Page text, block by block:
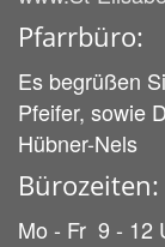
Pfarrbüro:
Es begrüßen
Pfeifer, sowie
Hübner-Nels
Bürozeiten:
Mo - Fr 9 - 12